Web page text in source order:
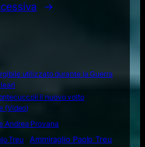
→
utilizzato durante la Guerra
il nuovo volto
(Video)
Andrea Provana
Treu
Ammiraglio Paolo Treu